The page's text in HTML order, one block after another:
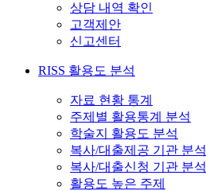
상담 내역 확인
고객제안
신고센터
RISS 활용도 분석
자료 현황 통계
주제별 활용통계 분석
학술지 활용도 분석
복사/대출제공 기관 분석
복사/대출신청 기관 분석
활용도 높은 주제